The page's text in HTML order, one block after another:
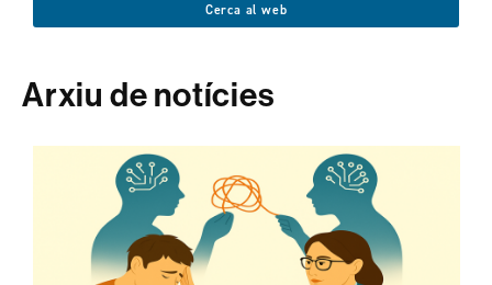
Cerca al web
Arxiu de notícies